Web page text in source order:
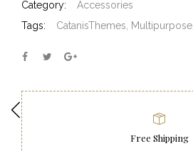
Category:
Accessories
Tags:
CatanisThemes Multipurpose
Free Shipping